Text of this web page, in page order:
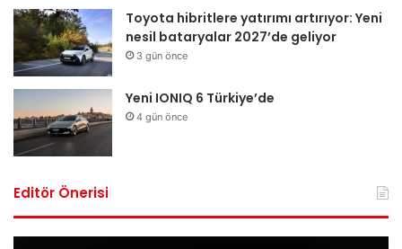
Toyota hibritlere yatırımı artırıyor: Yeni
nesil bataryalar 2027’de geliyor
3 gün önce
Yeni IONIQ 6 Türkiye’de
4 gün önce
Editör Önerisi